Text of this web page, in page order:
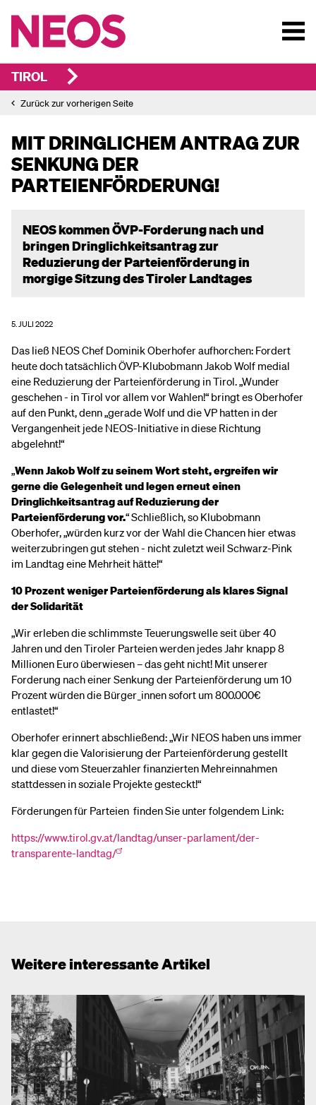
TIROL
Zurück zur vorherigen Seite
MIT DRINGLICHEM ANTRAG ZUR
SENKUNG DER
PARTEIENFÖRDERUNG!
NEOS kommen ÖVP-Forderung nach und
bringen Dringlichkeitsantrag zur
Reduzierung der Parteienförderung in
morgige Sitzung des Tiroler Landtages
5. JULI 2022
Das ließ NEOS Chef Dominik Oberhofer aufhorchen: Fordert
heute doch tatsächlich ÖVP-Klubobmann Jakob Wolf medial
eine Reduzierung der Parteienförderung in Tirol. „Wunder
geschehen - in Tirol vor allem vor Wahlen!“ bringt es Oberhofer
auf den Punkt, denn „gerade Wolf und die VP hatten in der
Vergangenheit jede NEOS-Initiative in diese Richtung
abgelehnt!“
„Wenn Jakob Wolf zu seinem Wort steht, ergreifen wir
gerne die Gelegenheit und legen erneut einen
Dringlichkeitsantrag auf Reduzierung der
Parteienförderung vor.“ Schließlich, so Klubobmann
Oberhofer, „würden kurz vor der Wahl die Chancen hier etwas
weiterzubringen gut stehen - nicht zuletzt weil Schwarz-Pink
im Landtag eine Mehrheit hätte!“
10 Prozent weniger Parteienförderung als klares Signal
der Solidarität
„Wir erleben die schlimmste Teuerungswelle seit über 40
Jahren und den Tiroler Parteien werden jedes Jahr knapp 8
Millionen Euro überwiesen – das geht nicht! Mit unserer
Forderung nach einer Senkung der Parteienförderung um 10
Prozent würden die Bürger_innen sofort um 800.000€
entlastet!“
Oberhofer erinnert abschließend: „Wir NEOS haben uns immer
klar gegen die Valorisierung der Parteienförderung gestellt
und diese vom Steuerzahler finanzierten Mehreinnahmen
stattdessen in soziale Projekte gesteckt!“
Förderungen für Parteien finden Sie unter folgendem Link:
https://www.tirol.gv.at/landtag/unser-parlament/der-
transparente-landtag/
Weitere interessante Artikel